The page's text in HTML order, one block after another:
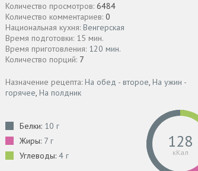
Количество просмотров: 6484
Количество комментариев: 0
Национальная кухня: Венгерская
Время подготовки: 15 мин.
Время приготовления: 120 мин.
Количество порций: 7
Назначение рецепта: На обед - второе, На ужин -
горячее, На полдник
Белки: 10 г
Жиры: 7 г
Углеводы: 4 г
128
кКал